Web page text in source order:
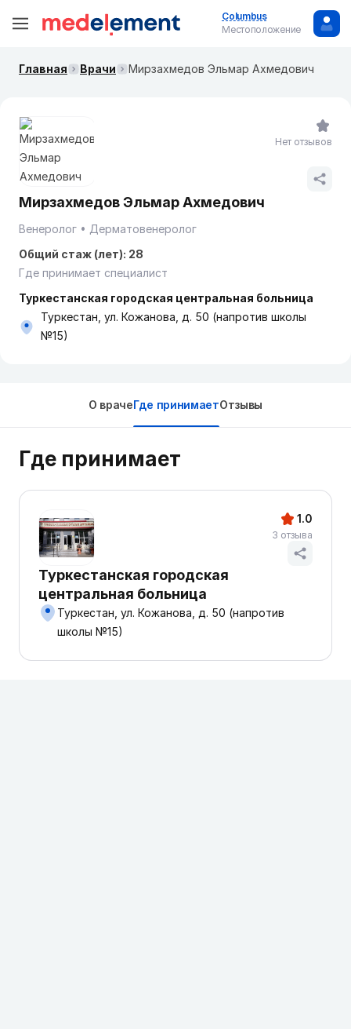
Columbus
Местоположение
Главная Врачи Мирзахмедов Эльмар Ахмедович
Мирзахмедов Эльмар Ахмедович
Венеролог
Дерматовенеролог
Общий стаж (лет): 28
Где принимает специалист
Туркестанская городская центральная больница
Туркестан, ул. Кожанова, д. 50 (напротив школы
№15)
Нет отзывов
О врачеГде принимаетОтзывы
Где принимает
Туркестанская городская
центральная больница
Туркестан, ул. Кожанова, д. 50 (напротив
школы №15)
1.0
3 отзыва